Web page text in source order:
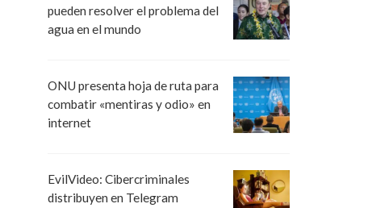
pueden resolver el problema del
agua en el mundo
ONU presenta hoja de ruta para
combatir «mentiras y odio» en
internet
EvilVideo: Cibercriminales
distribuyen en Telegram